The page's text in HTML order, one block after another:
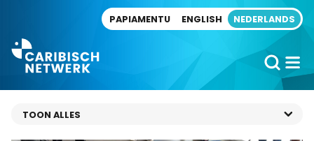
PAPIAMENTU ENGLISH NEDERLANDS